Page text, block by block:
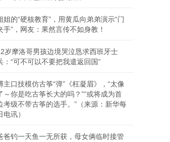
姐的“硬核教育”，用黄瓜向弟弟演示“门
手”，网友：果然言传不如身教！
岁摩洛哥男孩边境哭泣恳求西班牙士
：“可不可以不要把我遣返回国”
主口技模仿古筝“弹”《枉凝眉》，“太像
～你是吃古筝长大的吗？”“或将成为首
考级不带古筝的选手。”（来源：新华每
电讯）
爸钓一天鱼一无所获，母女俩临时接管